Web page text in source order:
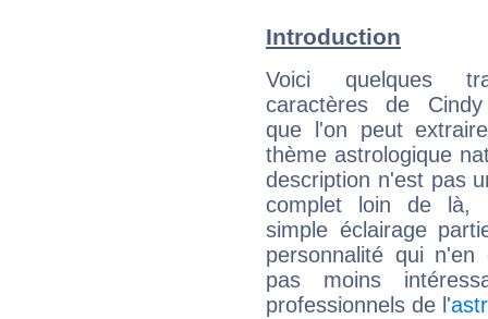
Introduction
Voici quelques
caractères de
que l'on peut
thème astrologique
description n'est pas
complet loin de là,
simple éclairage
personnalité qui n'en
pas moins
professionnels de l'